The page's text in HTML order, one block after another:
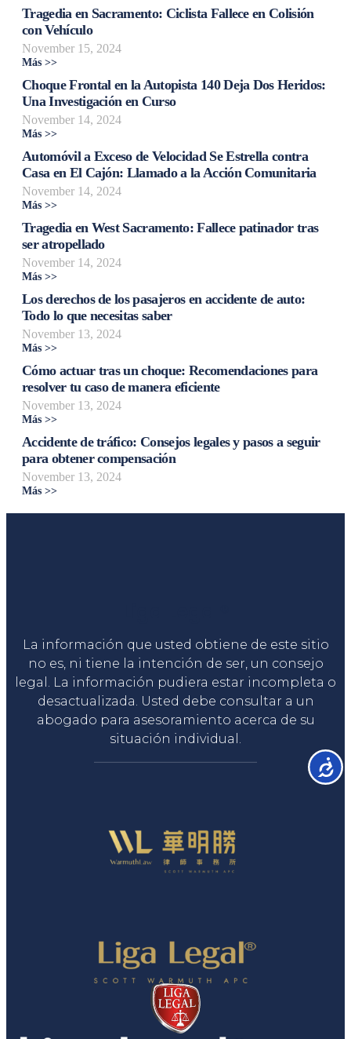
Tragedia en Sacramento: Ciclista Fallece en Colisión
con Vehículo
November 15, 2024
Más >>
Choque Frontal en la Autopista 140 Deja Dos Heridos:
Una Investigación en Curso
November 14, 2024
Más >>
Automóvil a Exceso de Velocidad Se Estrella contra
Casa en El Cajón: Llamado a la Acción Comunitaria
November 14, 2024
Más >>
Tragedia en West Sacramento: Fallece patinador tras
ser atropellado
November 14, 2024
Más >>
Los derechos de los pasajeros en accidente de auto:
Todo lo que necesitas saber
November 13, 2024
Más >>
Cómo actuar tras un choque: Recomendaciones para
resolver tu caso de manera eficiente
November 13, 2024
Más >>
Accidente de tráfico: Consejos legales y pasos a seguir
para obtener compensación
November 13, 2024
Más >>
La información que usted obtiene de este sitio
no es, ni tiene la intención de ser, un consejo
legal. La información pudiera estar incompleta o
desactualizada. Usted debe consultar a un
abogado para asesoramiento acerca de su
situación individual.